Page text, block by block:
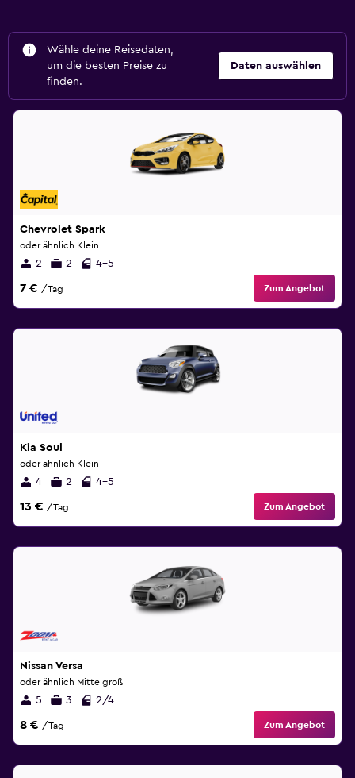
Wähle deine Reisedaten,
um die besten Preise zu
finden.
Daten auswählen
Chevrolet Spark
oder ähnlich Klein
2 2 4-5
7 € /Tag Zum Angebot
Kia Soul
oder ähnlich Klein
4 2 4-5
13 € /Tag Zum Angebot
Nissan Versa
oder ähnlich Mittelgroß
5 3 2/4
8 € /Tag Zum Angebot